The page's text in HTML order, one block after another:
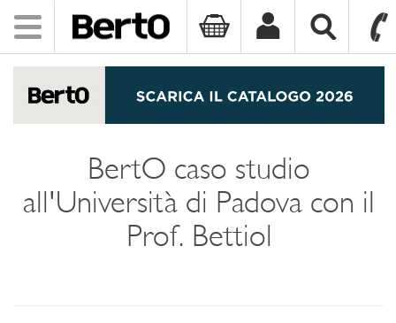
Toggle
navigation
BertO caso studio
all'Università di Padova con il
Prof. Bettiol